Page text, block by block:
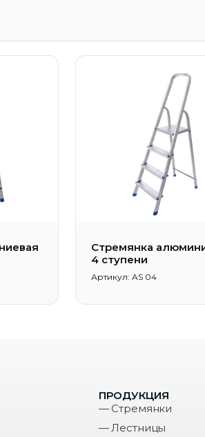
Стремянка
4 ступени
Артикул: AS 04
ПРОДУКЦИЯ
— Стремянки
— Лестницы